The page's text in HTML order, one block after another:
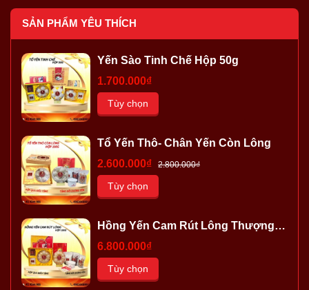
SẢN PHẨM YÊU THÍCH
Yến Sào Tinh Chế Hộp 50g
1.700.000₫
Tùy chọn
Tổ Yến Thô- Chân Yến Còn Lông
2.600.000₫
2.800.000₫
Tùy chọn
Hồng Yến Cam Rút Lông Thượng
Hạng
6.800.000₫
Tùy chọn